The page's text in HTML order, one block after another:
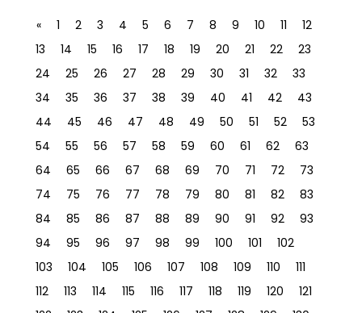
« 1 2 3 4 5 6 7 8 9 10 11
12
13
14 15 16 17 18 19 20 21 22
23
24
25 26 27 28 29 30 31 32
33
34
35 36 37 38 39 40 41 42
43
44
45 46 47 48 49 50 51 52
53
54
55 56 57 58 59 60 61 62
63
64
65 66 67 68 69 70 71 72
73
74
75 76 77 78 79 80 81 82
83
84
85 86 87 88 89 90 91 92
93
94
95 96 97 98 99 100 101
102
103
104 105 106 107 108 109 110
111
112
113 114 115 116 117 118 119 120
121